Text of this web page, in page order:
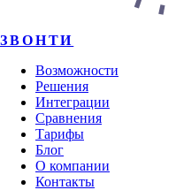
ЗВОНТИ
Возможности
Решения
Интеграции
Сравнения
Тарифы
Блог
О компании
Контакты